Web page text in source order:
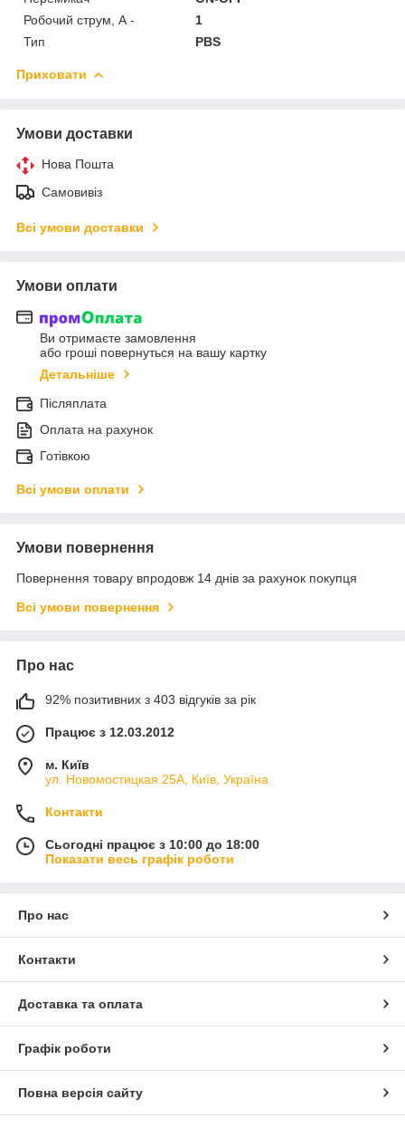
Робочий струм, А -
1
Тип
PBS
Приховати
Умови доставки
Нова Пошта
Самовивіз
Всі умови доставки
Умови оплати
Ви отримаєте замовлення
або гроші повернуться на вашу картку
Детальніше
Післяплата
Оплата на рахунок
Готівкою
Всі умови оплати
Умови повернення
Повернення товару впродовж 14 днів за рахунок покупця
Всі умови повернення
Про нас
92% позитивних з 403 відгуків за рік
Працює з 12.03.2012
м. Київ
ул. Новомостицкая 25А, Київ, Україна
Контакти
Сьогодні працює з 10:00 до 18:00
Показати весь графік роботи
Про нас
Контакти
Доставка та оплата
Графік роботи
Повна версія сайту